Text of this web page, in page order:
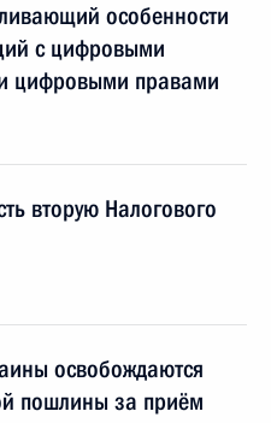
особенности
с цифровыми
цифровыми правами
вторую Налогового
освобождаются
пошлины за приём